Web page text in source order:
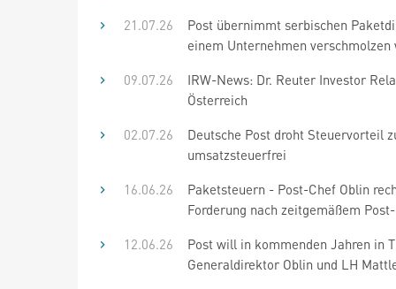
21.07.26
Post übernimmt serbischen
einem Unternehmen verschmolzen
09.07.26
IRW-News: Dr. Reuter Investor
Österreich
02.07.26
Deutsche Post droht Steuervorteil
umsatzsteuerfrei
16.06.26
Paketsteuern - Post-Chef Oblin
Forderung nach zeitgemäßem
12.06.26
Post will in kommenden Jahren in
Generaldirektor Oblin und LH